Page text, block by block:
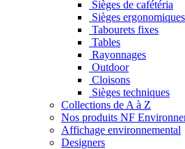
Sièges de cafétéria
Sièges ergonomiques
Tabourets fixes
Tables
Rayonnages
Outdoor
Cloisons
Sièges techniques
Collections de A à Z
Nos produits NF
Affichage environnemental
Designers